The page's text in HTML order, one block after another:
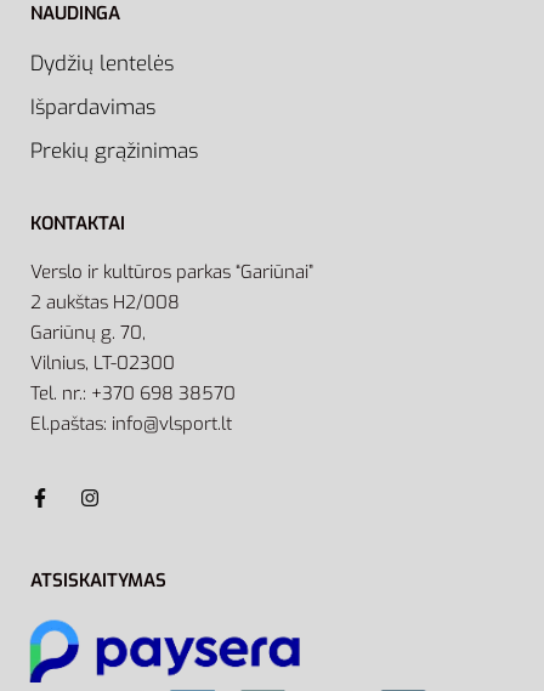
NAUDINGA
Dydžių lentelės
Išpardavimas
Prekių grąžinimas
KONTAKTAI
Verslo ir kultūros parkas “Gariūnai”
2 aukštas H2/008
Gariūnų g. 70,
Vilnius, LT-02300
Tel. nr.: +370 698 38570
El.paštas: info@vlsport.lt
ATSISKAITYMAS